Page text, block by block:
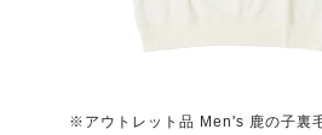
※アウトレット品 Men's 鹿の子裏